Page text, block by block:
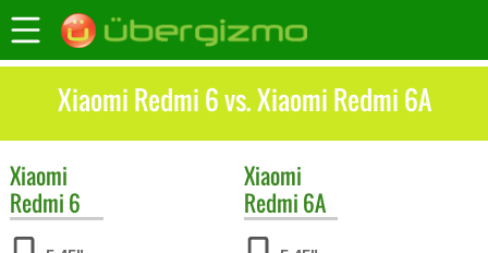
Xiaomi Redmi 6 vs. Xiaomi Redmi 6A
Xiaomi
Redmi 6
Xiaomi
Redmi 6A